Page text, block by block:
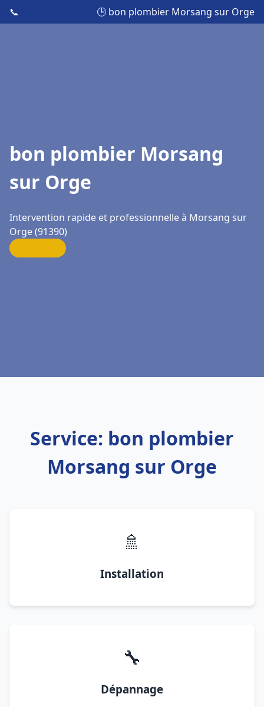
📞 🕒 bon plombier Morsang sur Orge
bon plombier Morsang
sur Orge
Intervention rapide et professionnelle à Morsang sur
Orge (91390)
Service: bon plombier
Morsang sur Orge
🚿
Installation
🔧
Dépannage